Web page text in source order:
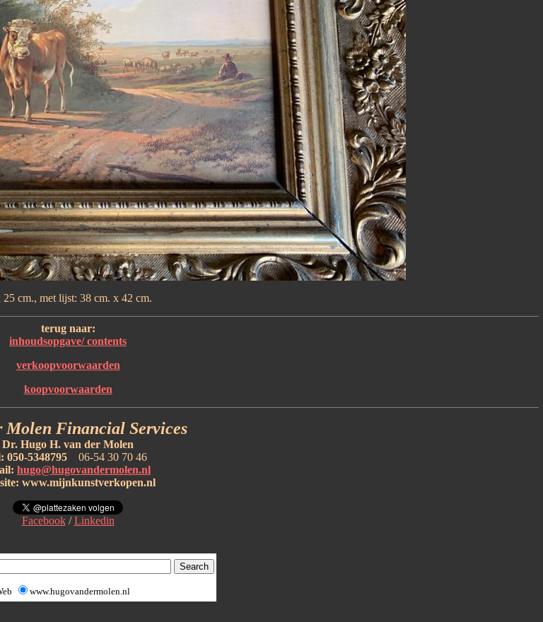
25 cm., met lijst: 38 cm. x 42 cm.
terug naar:
inhoudsopgave/ contents
verkoopvoorwaarden
koopvoorwaarden
Molen Financial Services
Dr. Hugo H. van der Molen
050-5348795
06-54 30 70 46
hugo@hugovandermolen.nl
www.mijnkunstverkopen.nl
Facebook/Linkedin
www.hugovandermolen.nl